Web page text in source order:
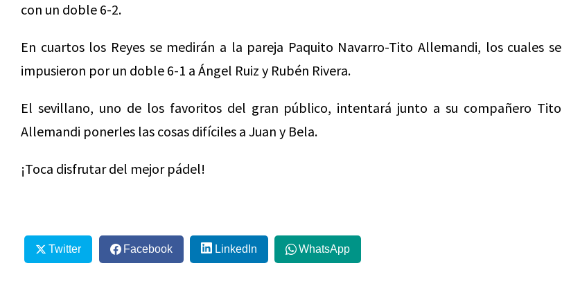
con un doble 6-2.
En cuartos los Reyes se medirán a la pareja Paquito Navarro-Tito Allemandi, los cuales se
impusieron por un doble 6-1 a Ángel Ruiz y Rubén Rivera.
El sevillano, uno de los favoritos del gran público, intentará junto a su compañero Tito
Allemandi ponerles las cosas difíciles a Juan y Bela.
¡Toca disfrutar del mejor pádel!
Twitter Facebook LinkedIn WhatsApp